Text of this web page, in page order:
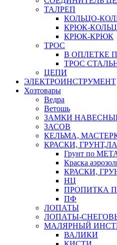
ТАЛРЕП
КОЛЬЦО-
КРЮК-
КРЮК-КРЮК
ТРОС
В ОПЛЕТКЕ
ТРОС
ЦЕПИ
ЭЛЕКТРОИНСТРУМЕНТ
Хозтовары
Ведра
Ветошь
ЗАМКИ
ЗАСОВ
КЕЛЬМА,
КРАСКИ,
Грунт по
Краска
КРАСКИ,
НЦ
ПРОПИТКА
ПФ
ЛОПАТЫ
ЛОПАТЫ-
МАЛЯРНЫЙ
ВАЛИКИ